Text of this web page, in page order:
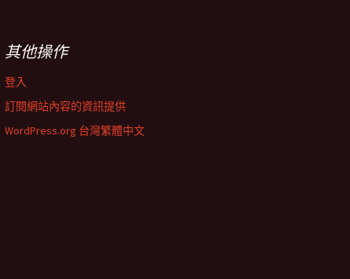
其他操作
登入
訂閱網站內容的資訊提供
WordPress.org 台灣繁體中文